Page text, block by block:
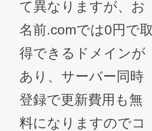
て異なりますが、お
名前.comでは0円で取
得できるドメインが
あり、サーバー同時
登録で更新費用も無
料になりますのでコ